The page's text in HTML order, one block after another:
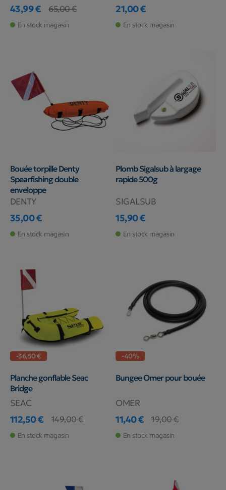
Prix
43,99 €
Prix de base
65,00 €
En stock magasin
Prix
21,00 €
En stock magasin
Bouée torpille Denty
Spearfishing double
enveloppe
DENTY
Prix
35,00 €
En stock magasin
Plomb Sigalsub à largage
rapide 500g
SIGALSUB
Prix
15,90 €
En stock magasin
-36,50 €
Planche gonflable Seac
Bridge
SEAC
Prix
112,50 €
Prix de base
149,00 €
En stock magasin
-40%
Bungee Omer pour bouée
OMER
Prix
11,40 €
Prix de base
19,00 €
En stock magasin